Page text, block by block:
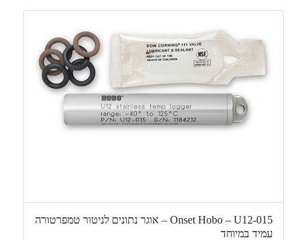
Onset Hobo – U12-015 – אוגר נתונים לניטור טמפרטורה
עמיד במיוחד